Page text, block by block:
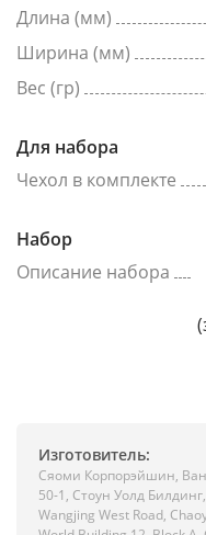
Длина (мм)
Ширина (мм)
Вес (гр)
Для набора
Чехол в комплекте
Набор
Описание набора
Изготовитель:
Сяоми Корпорэйшин,
50-1, Стоун Уолд
Wangjing West Road,